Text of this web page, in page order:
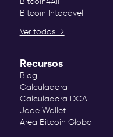
Bitcoin Intocável
Ver todos →
Recursos
Blog
Calculadora
Calculadora DCA
Jade Wallet
Area Bitcoin Global